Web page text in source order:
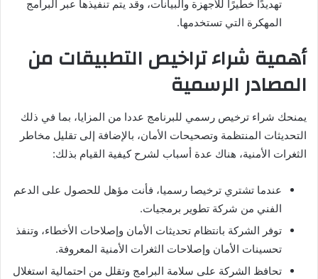
تهديدًا خطيرًا للأجهزة والبيانات، وقد يتم تنفيذها عبر البرامج
المهكرة التي تستخدمها.
أهمية شراء تراخيص التطبيقات من
المصادر الرسمية
يمنحك شراء ترخيص رسمي للبرنامج عددا من المزايا، بما في ذلك
التحديثات المنتظمة وتصحيحات الأمان، بالإضافة إلى تقليل مخاطر
الثغرات الأمنية، هناك عدة أسباب لشرح كيفية القيام بذلك:
عندما تشتري ترخيصا رسميا، فأنت مؤهل للحصول على الدعم
الفني من شركة تطوير برمجيات.
توفر الشركة بانتظام تحديثات الأمان وإصلاحات الأخطاء، وتنفذ
تحسينات الأمان وإصلاحات الثغرات الأمنية المعروفة.
تحافظ الشركة على سلامة البرامج وتقلل من احتمالية استغلال